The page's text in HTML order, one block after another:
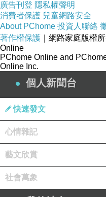
廣告刊登 隱私權聲明
消費者保護 兒童網路安全
About PChome 投資人聯絡
著作權保護 ｜網路家庭版權
Online
PChome Online and
Online Inc.
個人新聞台
快速發文
心情雜記
藝文欣賞
社會萬象